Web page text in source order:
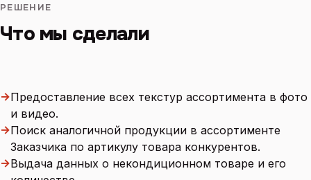
РЕШЕНИЕ
Что мы сделали
→Предоставление всех текстур ассортимента в фото
и видео.
→Поиск аналогичной продукции в ассортименте
Заказчика по артикулу товара конкурентов.
→Выдача данных о некондиционном товаре и его